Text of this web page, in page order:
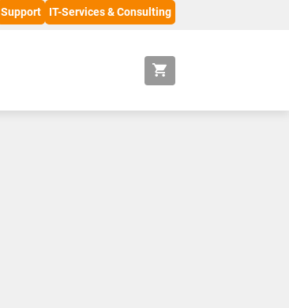
Support IT-Services & Consulting